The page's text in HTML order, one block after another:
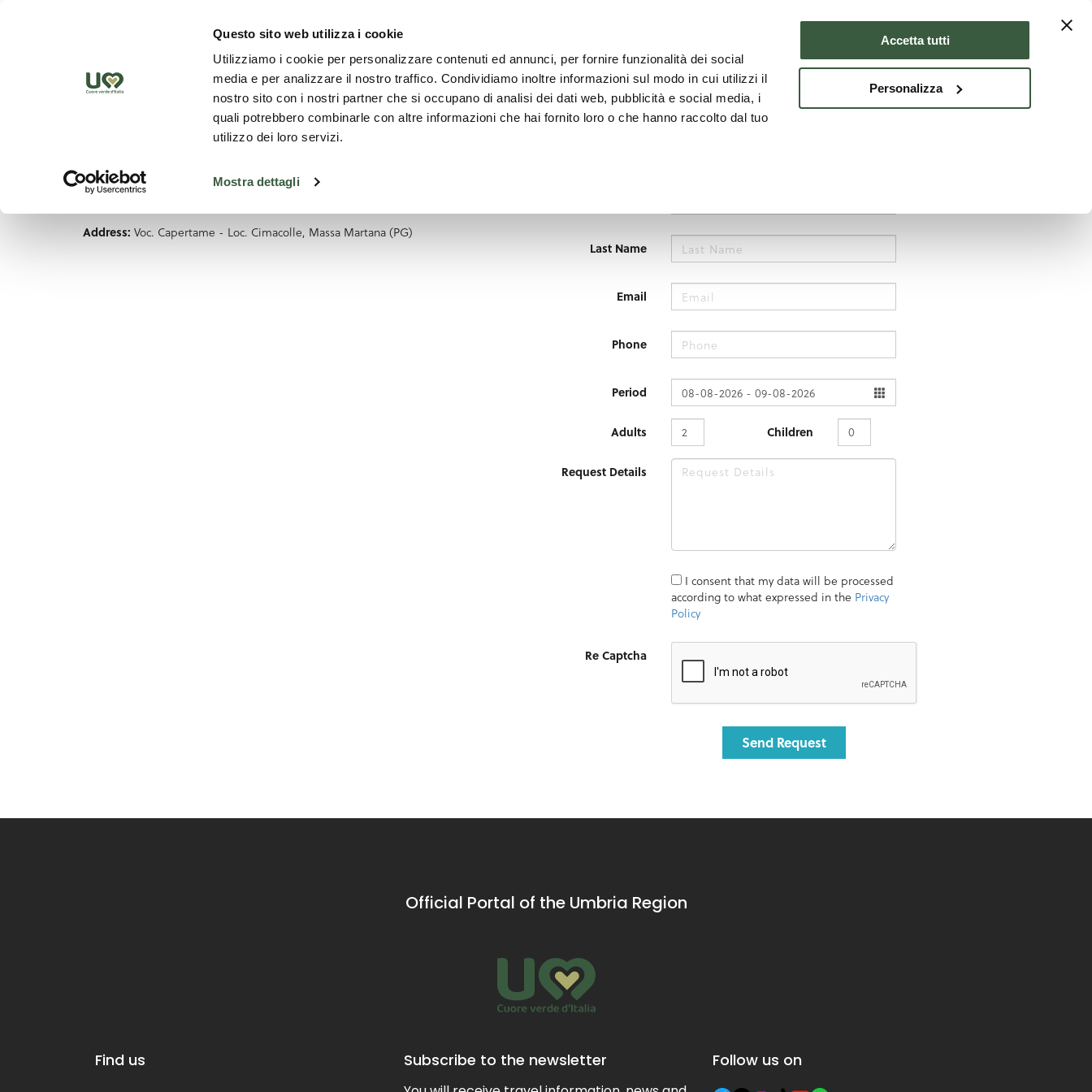
Questo sito web utilizza i cookie
Utilizziamo i cookie per personalizzare contenuti ed annunci, per fornire funzionalità dei social
media e per analizzare il nostro traffico. Condividiamo inoltre informazioni sul modo in cui utilizzi il
nostro sito con i nostri partner che si occupano di analisi dei dati web, pubblicità e social media, i
quali potrebbero combinarle con altre informazioni che hai fornito loro o che hanno raccolto dal tuo
utilizzo dei loro servizi.
Mostra dettagli
Accetta tutti
Personalizza
Discover the region
Official Portal of the Umbria Region
Find us Subscribe to the newsletter Follow us on